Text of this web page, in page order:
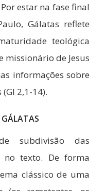
estar na fase final
Gálatas reflete
teológica
missionário de Jesus
informações sobre
2,1-14).
subdivisão das
no texto. De forma
clássico de uma